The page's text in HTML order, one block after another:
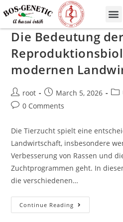
Die Bedeutung
modernen
root March 5, 2026
0 Comments
Die Tierzucht spielt eine
Landwirtschaft, insbesondere
Verbesserung von Rassen und
Zuchtprogrammen geht. In
die verschiedenen…
Continue Reading